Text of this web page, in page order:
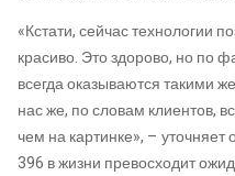
«Кстати, сейчас технологии
красиво. Это здорово, но по
всегда оказываются такими
нас же, по словам клиентов,
чем на картинке», – уточняет
396 в жизни превосходит